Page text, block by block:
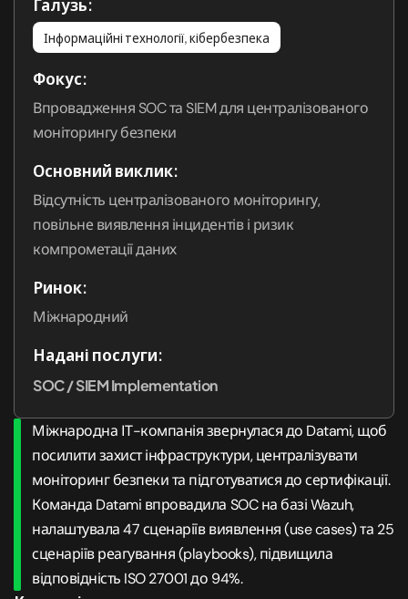
Рішення
Охорона здоров’я
Фінтех
Галузь:
Інформаційні технології, кібербезпека
Фокус:
Впровадження SOC та SIEM для централізованого
моніторингу безпеки
Основний виклик:
Відсутність централізованого моніторингу,
повільне виявлення інцидентів і ризик
компрометації даних
Ринок:
Міжнародний
Надані послуги:
SOC / SIEM Implementation
Міжнародна ІТ-компанія звернулася до Datami, щоб
посилити захист інфраструктури, централізувати
моніторинг безпеки та підготуватися до сертифікації.
Команда Datami впровадила SOC на базі Wazuh,
налаштувала 47 сценаріїв виявлення (use cases) та 25
сценаріїв реагування (playbooks), підвищила
відповідність ISO 27001 до 94%.